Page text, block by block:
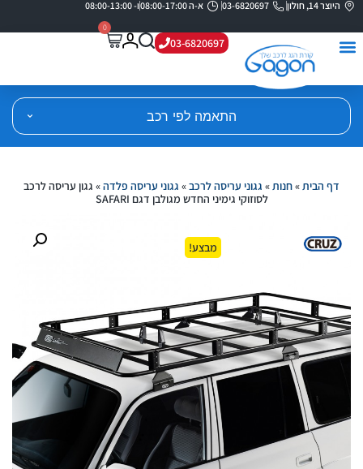
היוצר 14, חולון 03-6820697 א-ה 08:00-17:00 ו- 08:00-13:00
03-6820697
0
התאמה לפי רכב
דף הבית»חנות» גגוני עריסה לרכב» גגוני עריסה פלדה» גגון עריסה לרכב
לסוזוקי גימיני החדש מגולבן דגם SAFARI
מבצע!